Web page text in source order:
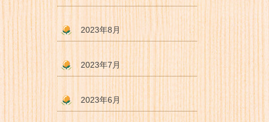
2023年8月
2023年7月
2023年6月